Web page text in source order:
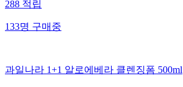
288적립
133명구매중
과일나라 1+1 알로에베라 클렌징폼 500ml